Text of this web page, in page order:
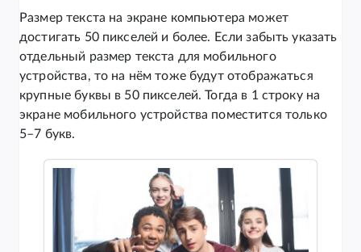
Размер текста на экране компьютера может
достигать 50 пикселей и более. Если забыть указать
отдельный размер текста для мобильного
устройства, то на нём тоже будут отображаться
крупные буквы в 50 пикселей. Тогда в 1 строку на
экране мобильного устройства поместится только
5–7 букв.